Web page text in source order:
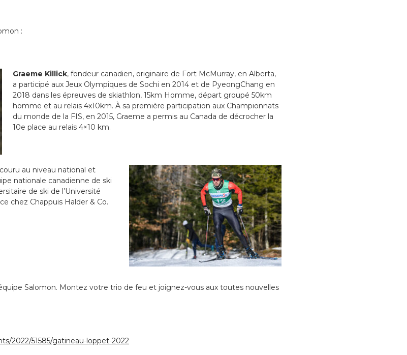
:
Graeme Killick, fondeur canadien, originaire de Fort McMurray, en Alberta,
a participé aux Jeux Olympiques de Sochi en 2014 et de PyeongChang en
2018 dans les épreuves de skiathlon, 15km Homme, départ groupé 50km
homme et au relais 4x10km. À sa première participation aux Championnats
du monde de la FIS, en 2015, Graeme a permis au Canada de décrocher la
10e place au relais 4×10 km.
au niveau national et
nationale canadienne de ski
de ski de l’Université
chez Chappuis Halder & Co.
Salomon. Montez votre trio de feu et joignez-vous aux toutes nouvelles
2022/51585/gatineau-loppet-2022